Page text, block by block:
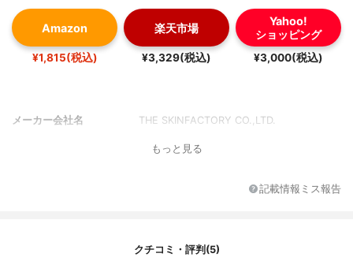
Amazon
¥1,815(税込)
楽天市場
¥3,329(税込)
Yahoo!
ショッピング
¥3,000(税込)
メーカー会社名 THE SKINFACTORY CO.,LTD.
もっと見る
記載情報ミス報告
クチコミ・評判(5)